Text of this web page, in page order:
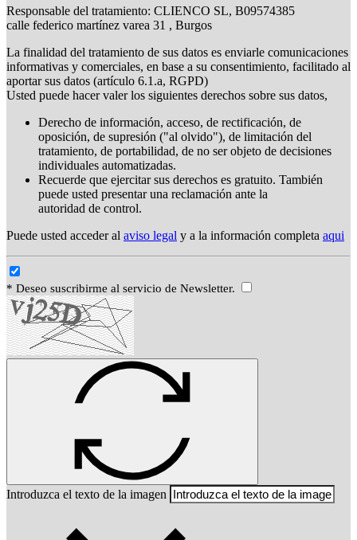
Responsable del tratamiento: CLIENCO SL, B09574385
calle federico martínez varea 31 , Burgos
La finalidad del tratamiento de sus datos es enviarle comunicaciones
informativas y comerciales, en base a su consentimiento, facilitado al
aportar sus datos (artículo 6.1.a, RGPD)
Usted puede hacer valer los siguientes derechos sobre sus datos,
Derecho de información, acceso, de rectificación, de
oposición, de supresión ("al olvido"), de limitación del
tratamiento, de portabilidad, de no ser objeto de decisiones
individuales automatizadas.
Recuerde que ejercitar sus derechos es gratuito. También
puede usted presentar una reclamación ante la
autoridad de control.
Puede usted acceder al aviso legal y a la información completa aqui
* Deseo suscribirme al servicio de Newsletter.
Introduzca el texto de la imagen